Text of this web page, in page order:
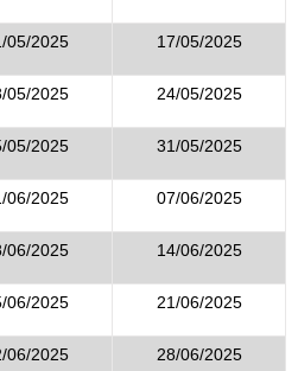
05/2025 17/05/2025
05/2025 24/05/2025
05/2025 31/05/2025
06/2025 07/06/2025
06/2025 14/06/2025
06/2025 21/06/2025
06/2025 28/06/2025